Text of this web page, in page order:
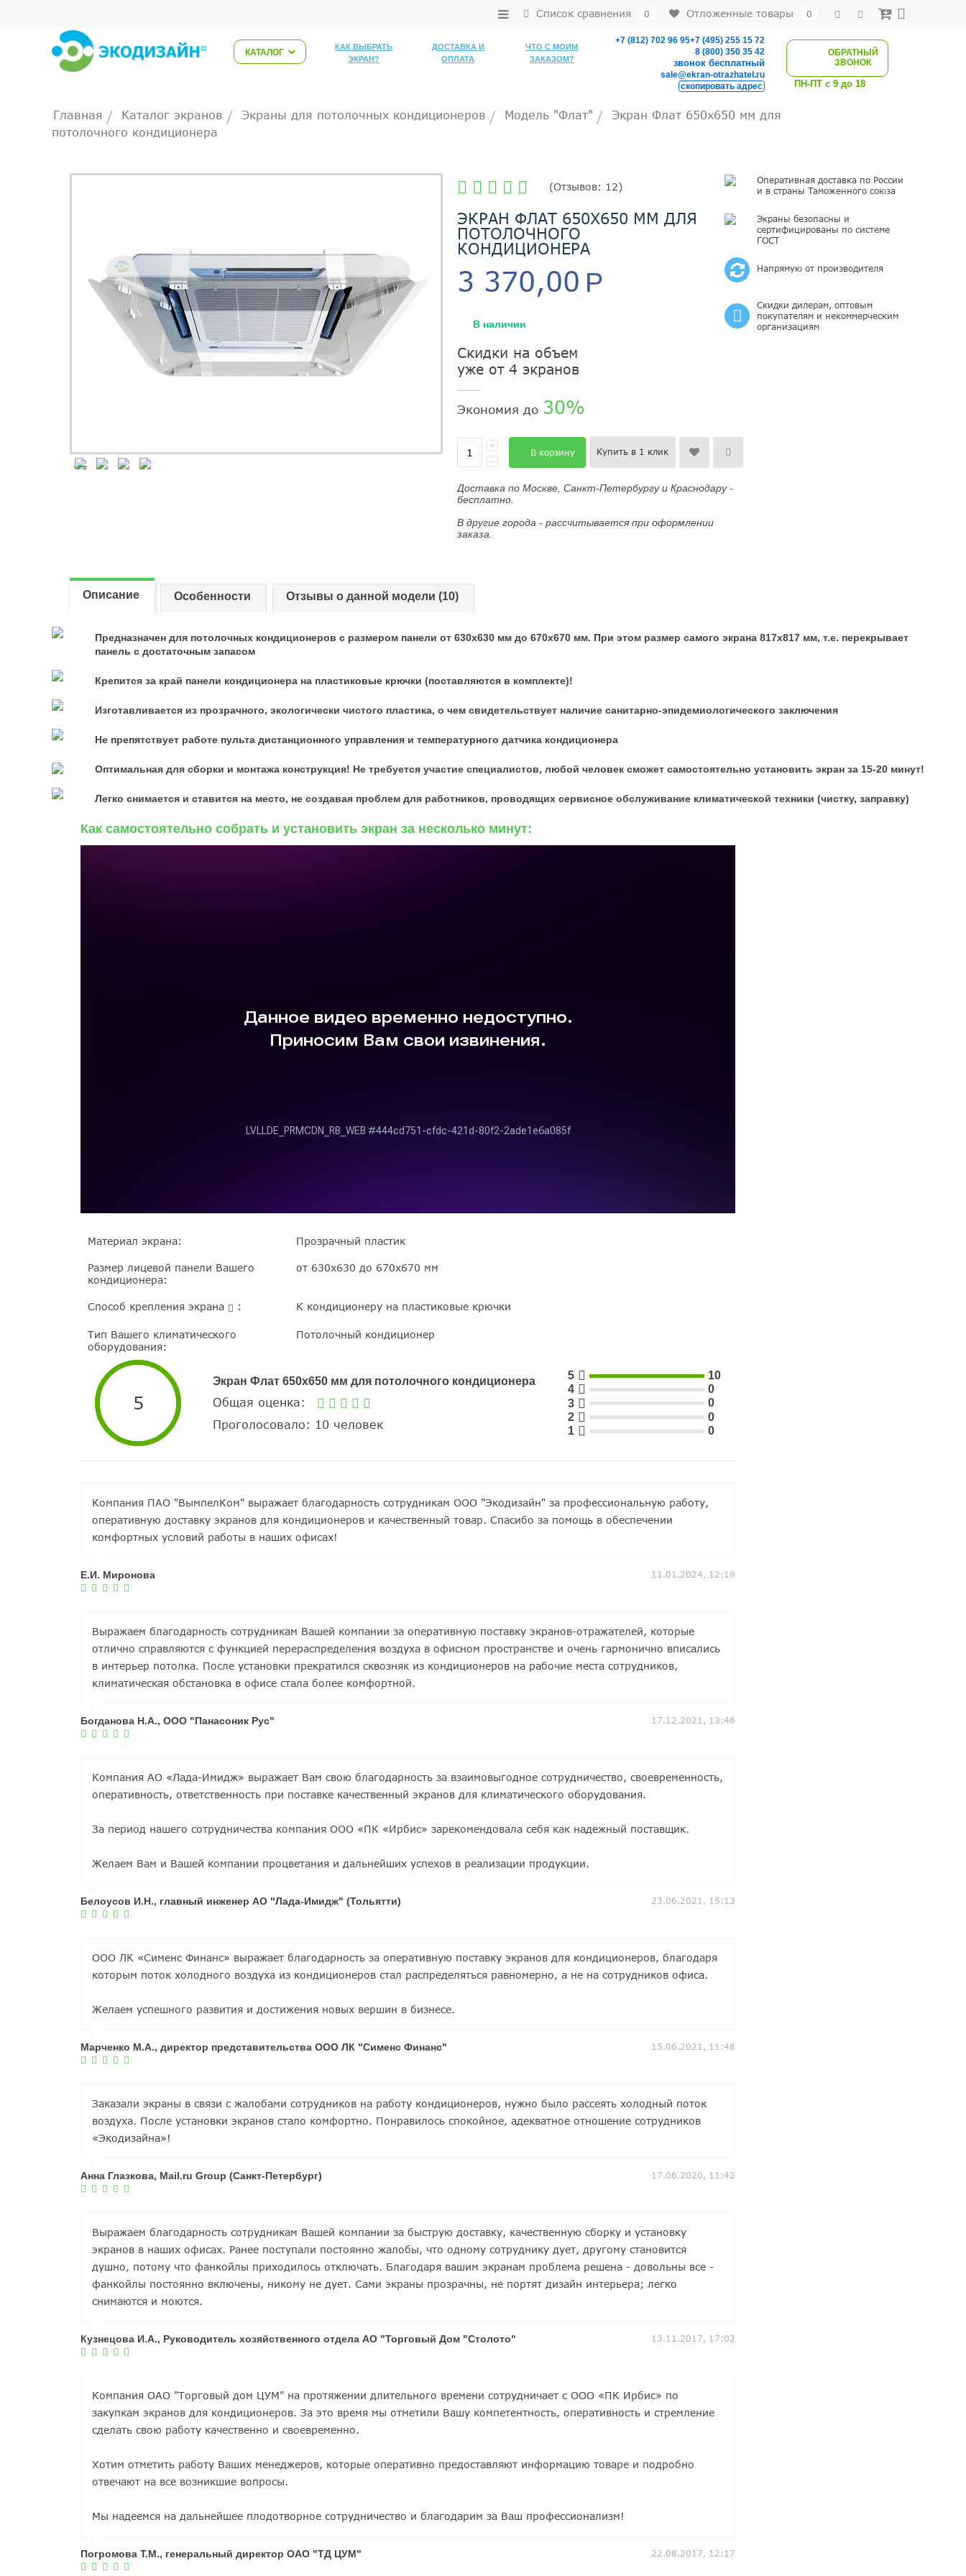
Отложенные товары 0
Список сравнения 0
КАТАЛОГ
КАК ВЫБРАТЬ
ЭКРАН?
ДОСТАВКА И
ОПЛАТА
ЧТО С МОИМ
ЗАКАЗОМ?
+7 (495) 255 15 72
+7 (812) 702 96 95
8 (800) 350 35 42
звонок бесплатный
sale@ekran-otrazhatel.ru
скопировать адрес
ОБРАТНЫЙ
ЗВОНОК
ПН-ПТ с 9 до 18
Главная / Каталог экранов / Экраны для потолочных кондиционеров / Модель "Флат" /
Экран Флат 650х650 мм для
потолочного кондиционера
(Отзывов: 12)
ЭКРАН ФЛАТ 650Х650 ММ ДЛЯ
ПОТОЛОЧНОГО
КОНДИЦИОНЕРА
3 370,00 Р
В наличии
Скидки на объем
уже от 4 экранов
Экономия до 30%
+
−
В корзину Купить в 1 клик
Доставка по Москве, Санкт-Петербургу и Краснодару -
бесплатно.
В другие города - рассчитывается при оформлении
заказа.
Описание Особенности Отзывы о данной модели (10)
Предназначен для потолочных кондиционеров c размером панели от 630х630 мм до 670х670 мм. При этом размер самого экрана 817х817 мм, т.е. перекрывает
панель с достаточным запасом
Крепится за край панели кондиционера на пластиковые крючки (поставляются в комплекте)!
Изготавливается из прозрачного, экологически чистого пластика, о чем свидетельствует наличие санитарно-эпидемиологического заключения
Не препятствует работе пульта дистанционного управления и температурного датчика кондиционера
Оптимальная для сборки и монтажа конструкция! Не требуется участие специалистов, любой человек сможет самостоятельно установить экран за 15-20 минут!
Легко снимается и ставится на место, не создавая проблем для работников, проводящих сервисное обслуживание климатической техники (чистку, заправку)
Как самостоятельно собрать и установить экран за несколько минут:
Материал экрана: Прозрачный пластик
Размер лицевой панели Вашего
кондиционера:
от 630х630 до 670х670 мм
Способ крепления экрана : К кондиционеру на пластиковые крючки
Тип Вашего климатического
оборудования:
Потолочный кондиционер
5
Экран Флат 650х650 мм для потолочного кондиционера
Общая оценка:
Проголосовало: 10 человек
5
10
4
0
3
0
2
0
1
0
Компания ПАО "ВымпелКом" выражает благодарность сотрудникам ООО "Экодизайн" за профессиональную работу,
оперативную доставку экранов для кондиционеров и качественный товар. Спасибо за помощь в обеспечении
комфортных условий работы в наших офисах!
Е.И. Миронова 11.01.2024, 12:19
Выражаем благодарность сотрудникам Вашей компании за оперативную поставку экранов-отражателей, которые
отлично справляются с функцией перераспределения воздуха в офисном пространстве и очень гармонично вписались
в интерьер потолка. После установки прекратился сквозняк из кондиционеров на рабочие места сотрудников,
климатическая обстановка в офисе стала более комфортной.
Богданова Н.А., ООО "Панасоник Рус" 17.12.2021, 13:46
Компания АО «Лада-Имидж» выражает Вам свою благодарность за взаимовыгодное сотрудничество, своевременность,
оперативность, ответственность при поставке качественный экранов для климатического оборудования.
За период нашего сотрудничества компания ООО «ПК «Ирбис» зарекомендовала себя как надежный поставщик.
Желаем Вам и Вашей компании процветания и дальнейших успехов в реализации продукции.
Белоусов И.Н., главный инженер АО "Лада-Имидж" (Тольятти) 23.06.2021, 15:13
ООО ЛК «Сименс Финанс» выражает благодарность за оперативную поставку экранов для кондиционеров, благодаря
которым поток холодного воздуха из кондиционеров стал распределяться равномерно, а не на сотрудников офиса.
Желаем успешного развития и достижения новых вершин в бизнесе.
Марченко М.А., директор представительства ООО ЛК "Сименс Финанс" 15.06.2021, 11:48
Заказали экраны в связи с жалобами сотрудников на работу кондиционеров, нужно было рассеять холодный поток
воздуха. После установки экранов стало комфортно. Понравилось спокойное, адекватное отношение сотрудников
«Экодизайна»!
Анна Глазкова, Mail.ru Group (Санкт-Петербург) 17.06.2020, 11:42
Выражаем благодарность сотрудникам Вашей компании за быструю доставку, качественную сборку и установку
экранов в наших офисах. Ранее поступали постоянно жалобы, что одному сотруднику дует, другому становится
душно, потому что фанкойлы приходилось отключать. Благодаря вашим экранам проблема решена - довольны все -
фанкойлы постоянно включены, никому не дует. Сами экраны прозрачны, не портят дизайн интерьера; легко
снимаются и моются.
Кузнецова И.А., Руководитель хозяйственного отдела АО "Торговый Дом "Столото" 13.11.2017, 17:02
Компания ОАО "Торговый дом ЦУМ" на протяжении длительного времени сотрудничает с ООО «ПК Ирбис» по
закупкам экранов для кондиционеров. За это время мы отметили Вашу компетентность, оперативность и стремление
сделать свою работу качественно и своевременно.
Хотим отметить работу Ваших менеджеров, которые оперативно предоставляют информацию товаре и подробно
отвечают на все возникшие вопросы.
Мы надеемся на дальнейшее плодотворное сотрудничество и благодарим за Ваш профессионализм!
Погромова Т.М., генеральный директор ОАО "ТД ЦУМ" 22.08.2017, 12:17
Оперативная доставка по России
и в страны Таможенного союза
Экраны безопасны и
сертифицированы по системе
ГОСТ
Напрямую от производителя
Скидки дилерам, оптовым
покупателям и некоммерческим
организациям